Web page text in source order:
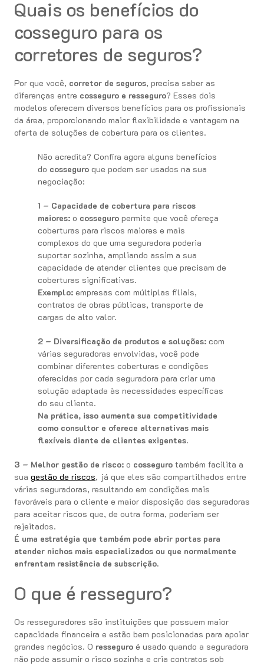
Quais os benefícios do
cosseguro para os
corretores de seguros?
Por que você, corretor de seguros, precisa saber as
diferenças entre cosseguro e resseguro? Esses dois
modelos oferecem diversos benefícios para os profissionais
da área, proporcionando maior flexibilidade e vantagem na
oferta de soluções de cobertura para os clientes.
Não acredita? Confira agora alguns benefícios
do cosseguro que podem ser usados na sua
negociação:
1 – Capacidade de cobertura para riscos
maiores: o cosseguro permite que você ofereça
coberturas para riscos maiores e mais
complexos do que uma seguradora poderia
suportar sozinha, ampliando assim a sua
capacidade de atender clientes que precisam de
coberturas significativas.
Exemplo: empresas com múltiplas filiais,
contratos de obras públicas, transporte de
cargas de alto valor.
2 – Diversificação de produtos e soluções: com
várias seguradoras envolvidas, você pode
combinar diferentes coberturas e condições
oferecidas por cada seguradora para criar uma
solução adaptada às necessidades específicas
do seu cliente.
Na prática, isso aumenta sua competitividade
como consultor e oferece alternativas mais
flexíveis diante de clientes exigentes.
3 – Melhor gestão de risco: o cosseguro também facilita a
sua gestão de riscos, já que eles são compartilhados entre
várias seguradoras, resultando em condições mais
favoráveis para o cliente e maior disposição das seguradoras
para aceitar riscos que, de outra forma, poderiam ser
rejeitados.
É uma estratégia que também pode abrir portas para
atender nichos mais especializados ou que normalmente
enfrentam resistência de subscrição.
O que é resseguro?
Os resseguradores são instituições que possuem maior
capacidade financeira e estão bem posicionadas para apoiar
grandes negócios. O resseguro é usado quando a seguradora
não pode assumir o risco sozinha e cria contratos sob